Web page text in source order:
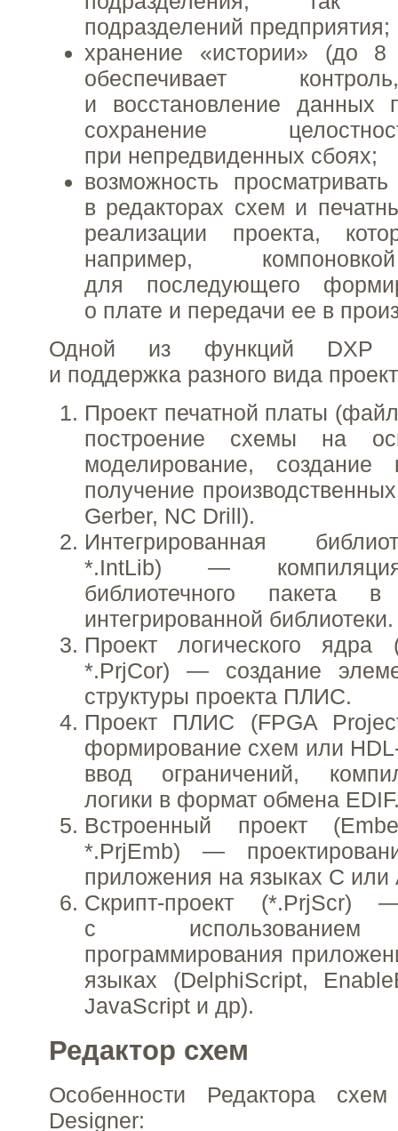
подразделений предприятия;
хранение «истории» (до 8
обеспечивает
и восстановление данных
сохранение
при непредвиденных сбоях;
возможность
в редакторах схем и
реализации проекта,
например,
для последующего
о плате и передачи ее в
Одной из функций DXP
и поддержка разного вида
Проект печатной платы
построение схемы на
моделирование, создание
получение
Gerber, NC Drill).
Интегрированная
*.IntLib) —
библиотечного пакета
интегрированной библиотеки.
Проект логического
*.PrjCor) — создание
структуры проекта ПЛИС.
Проект ПЛИС (FPGA
формирование схем или
ввод ограничений,
логики в формат обмена
Встроенный проект
*.PrjEmb) —
приложения на языках С или
Скрипт-проект (*.PrjScr)
с использованием
программирования
языках (DelphiScript,
JavaScript и др).
Редактор схем
Особенности Редактора
Designer: